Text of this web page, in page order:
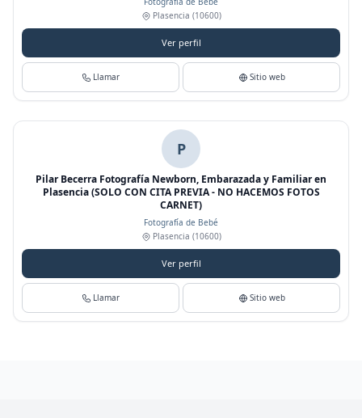
Plasencia (10600)
Ver perfil
Llamar Sitio web
P
Pilar Becerra Fotografía Newborn, Embarazada y Familiar en
Plasencia (SOLO CON CITA PREVIA - NO HACEMOS FOTOS
CARNET)
Fotografía de Bebé
Plasencia (10600)
Ver perfil
Llamar Sitio web